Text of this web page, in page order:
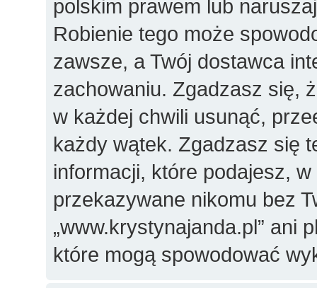
polskim prawem lub
Robienie tego może
zawsze, a Twój dostawca
zachowaniu. Zgadzasz się,
w każdej chwili usunąć,
każdy wątek. Zgadzasz się
informacji, które podajesz,
przekazywane nikomu bez
„www.krystynajanda.pl” ani
które mogą spowodować